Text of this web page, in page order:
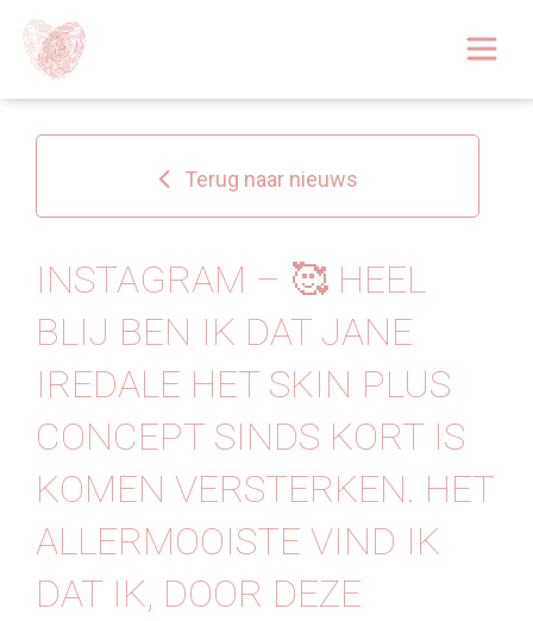
Over
Huidoplossingen
Behandelingen
Tarieven 2026
Blog
Webshop
Contact
Terug naar nieuws
INSTAGRAM – 🥰 HEEL
BLIJ BEN IK DAT JANE
IREDALE HET SKIN PLUS
CONCEPT SINDS KORT IS
KOMEN VERSTERKEN. HET
ALLERMOOISTE VIND IK
DAT IK, DOOR DEZE